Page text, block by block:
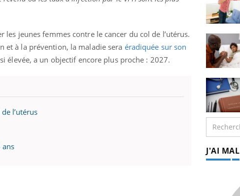
les jeunes femmes contre le cancer du col de l’utérus.
et à la prévention, la maladie sera éradiquée sur son
élevée, a un objectif encore plus proche : 2027.
l’utérus
ans
J'AI MAL